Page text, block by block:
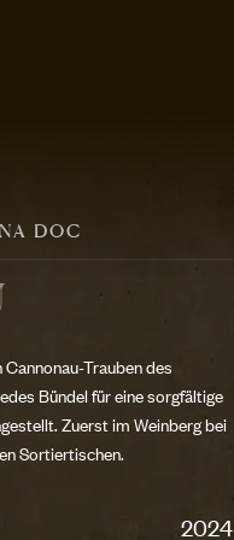
DOC
Trauben des
Bündel für eine sorgfältige
Zuerst im Weinberg bei
Sortiertischen.
2024